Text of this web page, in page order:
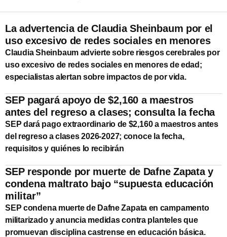
La advertencia de Claudia Sheinbaum por el
uso excesivo de redes sociales en menores
Claudia Sheinbaum advierte sobre riesgos cerebrales por
uso excesivo de redes sociales en menores de edad;
especialistas alertan sobre impactos de por vida.
SEP pagará apoyo de $2,160 a maestros
antes del regreso a clases; consulta la fecha
SEP dará pago extraordinario de $2,160 a maestros antes
del regreso a clases 2026-2027; conoce la fecha,
requisitos y quiénes lo recibirán
SEP responde por muerte de Dafne Zapata y
condena maltrato bajo “supuesta educación
militar”
SEP condena muerte de Dafne Zapata en campamento
militarizado y anuncia medidas contra planteles que
promuevan disciplina castrense en educación básica.